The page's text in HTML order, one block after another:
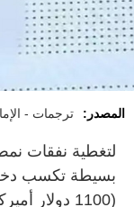
المصدر: ترجمات -
لتغطية نفقات